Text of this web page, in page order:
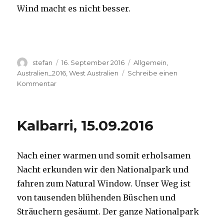
Wind macht es nicht besser.
Autor
stefan
Veröffentlicht
am
16. September 2016 Kategorien
Allgemein
Australien_2016 ,West Australien
Schreibe einen
Kommentarzu
Kalbarri, 15.09.2016
Nach einer warmen und somit erholsamen
Nacht erkunden wir den Nationalpark und
fahren zum Natural Window. Unser Weg ist
von tausenden blühenden Büschen und
Sträuchern gesäumt. Der ganze Nationalpark